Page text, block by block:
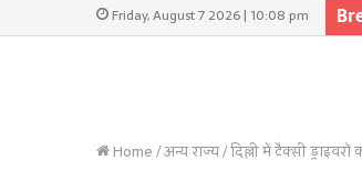
Friday, August 7 2026 | 10:08 pm
Home/अन्य राज्य/दिल्ली में टैक्सी